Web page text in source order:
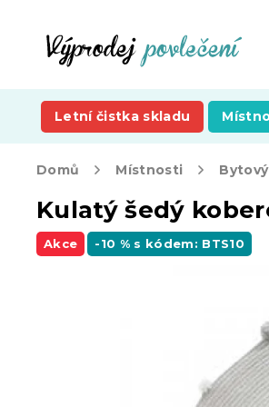
Letní čistka skladu
Domů Místnosti
Kulatý šedý
Akce -10 % s kódem: BTS10